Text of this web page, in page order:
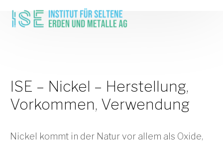
ISE – Nickel – Herstellung,
Vorkommen, Verwendung
Nickel kommt in der Natur vor allem als Oxide,